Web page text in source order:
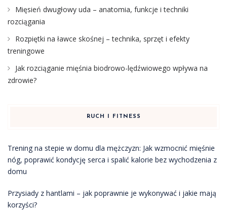
Mięsień dwugłowy uda – anatomia, funkcje i techniki
rozciągania
Rozpiętki na ławce skośnej – technika, sprzęt i efekty
treningowe
Jak rozciąganie mięśnia biodrowo-lędźwiowego wpływa na
zdrowie?
RUCH I FITNESS
Trening na stepie w domu dla mężczyzn: Jak wzmocnić mięśnie
nóg, poprawić kondycję serca i spalić kalorie bez wychodzenia z
domu
Przysiady z hantlami – jak poprawnie je wykonywać i jakie mają
korzyści?